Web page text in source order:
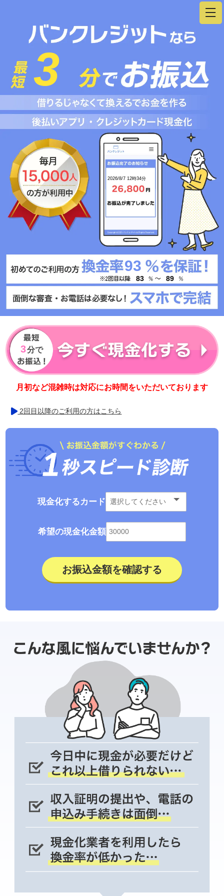
2026/8/7 12時34分
3
93
83 89
3分で
月初など混雑時は対応にお時間をいただいております
2回目以降のご利用の方はこちら
現金化するカード
希望の現金化金額
お振込金額を確認する